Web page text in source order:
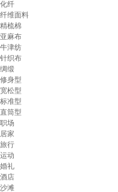
化纤
纤维面料
精梳棉
亚麻布
牛津纺
针织布
绸缎
修身型
宽松型
标准型
直筒型
职场
居家
旅行
运动
婚礼
酒店
沙滩